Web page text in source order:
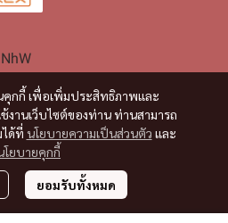
คุกกี้ เพื่อเพิ่มประสิทธิภาพและ
งานเว็บไซต์ของท่าน ท่านสามารถ
ได้ที่ นโยบายความเป็นส่วนตัว และ
โยบายคุกกี้
ยอมรับทั้งหมด